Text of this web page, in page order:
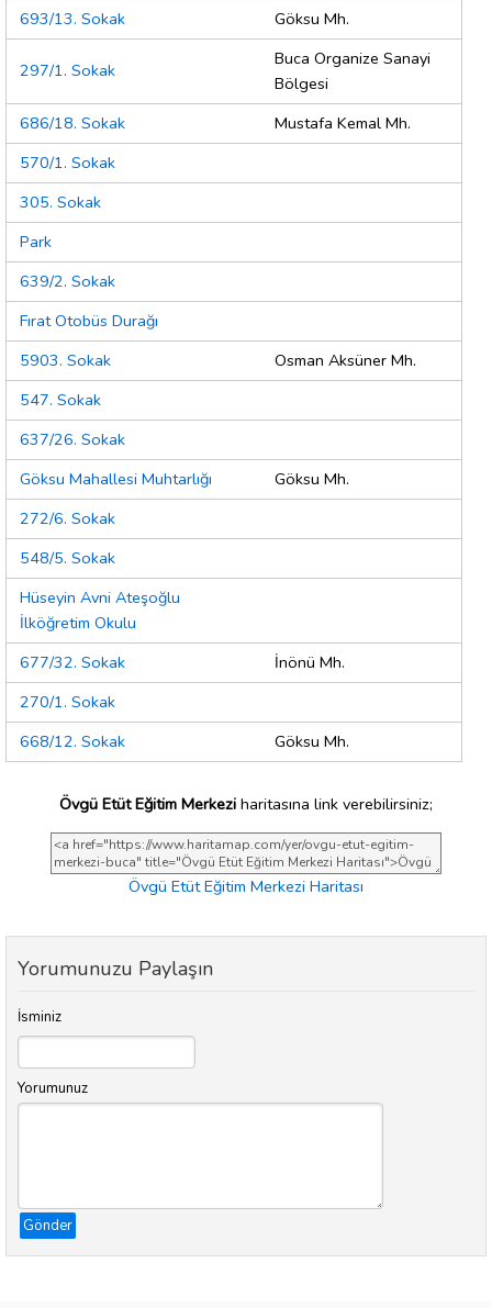
693/13. Sokak
Göksu Mh.
297/1. Sokak
Buca Organize Sanayi
Bölgesi
686/18. Sokak
Mustafa Kemal Mh.
570/1. Sokak
305. Sokak
Park
639/2. Sokak
Fırat Otobüs Durağı
5903. Sokak
Osman Aksüner Mh.
547. Sokak
637/26. Sokak
Göksu Mahallesi Muhtarlığı
Göksu Mh.
272/6. Sokak
548/5. Sokak
Hüseyin Avni Ateşoğlu
İlköğretim Okulu
677/32. Sokak
İnönü Mh.
270/1. Sokak
668/12. Sokak
Göksu Mh.
Övgü Etüt Eğitim Merkezi haritasına link verebilirsiniz;
Övgü Etüt Eğitim Merkezi Haritası
Yorumunuzu Paylaşın
İsminiz
Yorumunuz
Gönder